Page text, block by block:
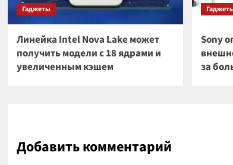
Гаджеты
Линейка Intel Nova Lake может
получить модели с 18 ядрами и
увеличенным кэшем
Sony
за
Добавить комментарий